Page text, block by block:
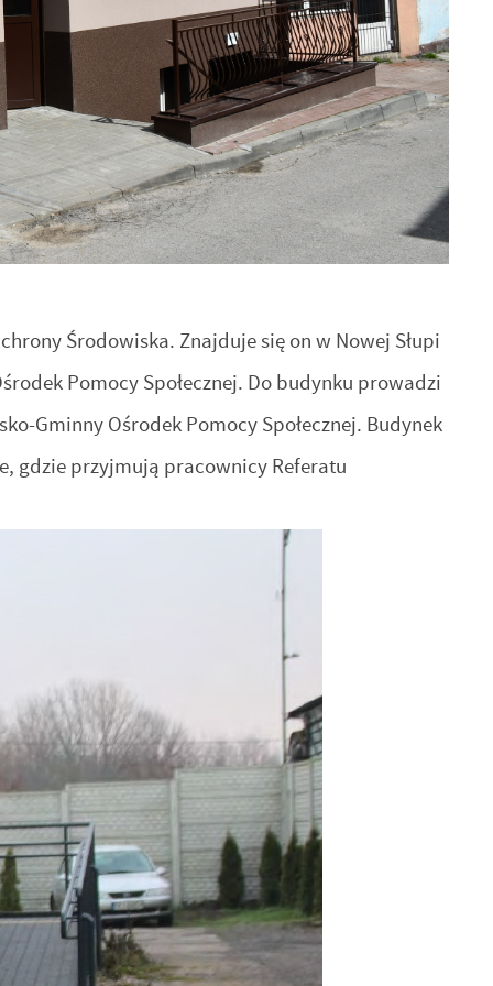
Środowiska. Znajduje się on w Nowej Słupi
Pomocy Społecznej. Do budynku prowadzi
Gminny Ośrodek Pomocy Społecznej. Budynek
gdzie przyjmują pracownicy Referatu